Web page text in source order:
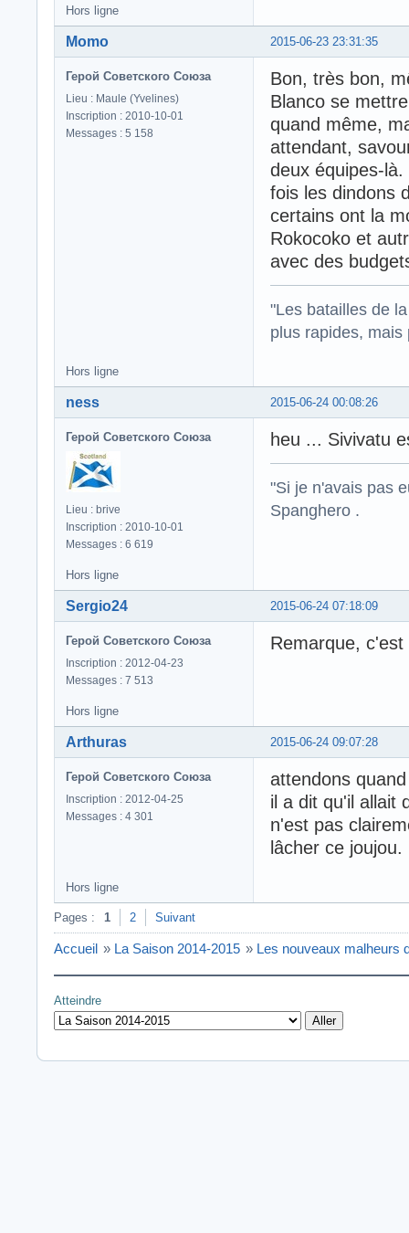
Hors ligne
2015-06-23 23:31:35
Momo
Герой Советского Союза
Lieu : Maule (Yvelines)
Inscription : 2010-10-01
Messages : 5 158
Bon, très bon,
Blanco se
quand même,
attendant,
deux équipes-
fois les dindons
certains ont la
Rokocoko et
avec des
"Les batailles de
plus rapides,
Hors ligne
2015-06-24 00:08:26
ness
Герой Советского Союза
Lieu : brive
Inscription : 2010-10-01
Messages : 6 619
heu ... Sivivatu
"Si je n'avais pas
Spanghero .
Hors ligne
2015-06-24 07:18:09
Sergio24
Герой Советского Союза
Inscription : 2012-04-23
Messages : 7 513
Remarque,
Hors ligne
2015-06-24 09:07:28
Arthuras
Герой Советского Союза
Inscription : 2012-04-25
Messages : 4 301
attendons
il a dit qu'il allait
n'est pas
lâcher ce joujou.
Hors ligne
Pages : 1 2 Suivant
Accueil » La Saison 2014-2015 » Les nouveaux malheurs
Atteindre